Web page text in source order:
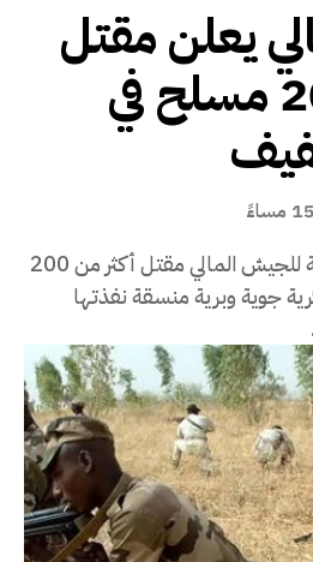
يعلن مقتل
أكثر من 200 مسلح في
أعلنت هيئة الأركان العامة للجيش المالي مقتل أكثر من 200
جوية وبرية منسقة نفذتها